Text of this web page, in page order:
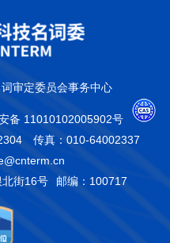
审定委员会事务中心
备 11010102005902号
传真：010-64002337
街16号
邮编：100717